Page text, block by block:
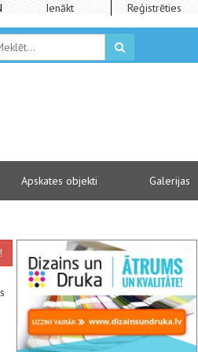
Ienākt Reģistrēties
Apskates objekti Galerijas